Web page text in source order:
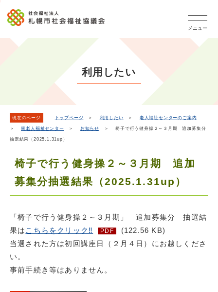
文
メニュー
か
利用したい
現在のページ トップページ ＞ 利用したい ＞ 老人福祉センターのご案内
＞東老人福祉センター ＞ お知らせ ＞ 椅子で行う健身操２～３月期 追加募集分
抽選結果（2025.1.31up）
椅子で行う健身操２～３月期 追加
募集分抽選結果（2025.1.31up）
「椅子で行う健身操２～３月期」 追加募集分 抽選結
果は こちらをクリック‼ PDF
(122.56 KB)
当選された方は初回講座日（２月４日）にお越しくださ
い。
事前手続き等はありません。
こ
フ
タ
こ